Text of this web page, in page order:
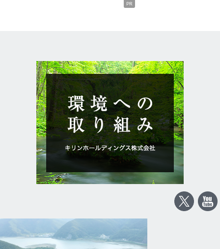
PR